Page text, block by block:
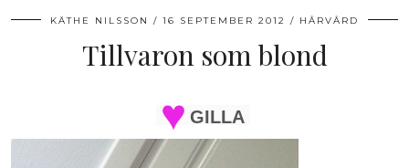
KÄTHE NILSSON 16 SEPTEMBER 2012 HÅRVÅRD
Tillvaron som blond
GILLA